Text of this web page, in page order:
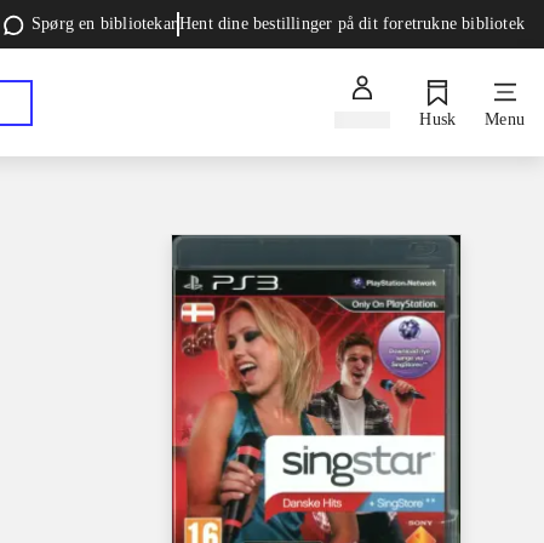
Spørg en bibliotekarHent dine bestillinger på dit foretrukne bibliotek
Husk Menu